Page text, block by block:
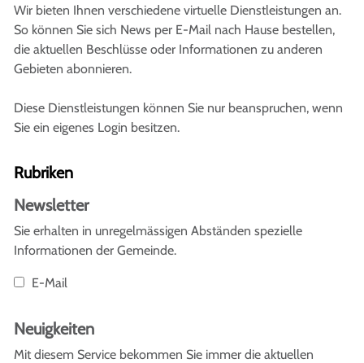
Wir bieten Ihnen verschiedene virtuelle Dienstleistungen an.
So können Sie sich News per E-Mail nach Hause bestellen,
die aktuellen Beschlüsse oder Informationen zu anderen
Gebieten abonnieren.
Diese Dienstleistungen können Sie nur beanspruchen, wenn
Sie ein eigenes Login besitzen.
Rubriken
Newsletter
Sie erhalten in unregelmässigen Abständen spezielle
Informationen der Gemeinde.
E-Mail
Neuigkeiten
Mit diesem Service bekommen Sie immer die aktuellen